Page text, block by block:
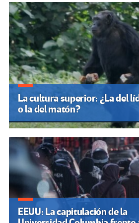
La cultura superior: ¿La del
o la del matón?
EEUU: La capitulación de la